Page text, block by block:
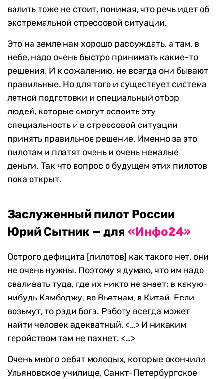
валить тоже не стоит, понимая, что речь идет об
экстремальной стрессовой ситуации.
Это на земле нам хорошо рассуждать, а там, в
небе, надо очень быстро принимать какие-то
решения. И к сожалению, не всегда они бывают
правильные. Но для того и существует система
летной подготовки и специальный отбор
людей, которые смогут освоить эту
специальность и в стрессовой ситуации
принять правильное решение. Именно за это
пилотам и платят очень и очень немалые
деньги. Так что вопрос о будущем этих пилотов
пока открыт.
Заслуженный пилот России
Юрий Сытник — для «Инфо24»
Острого дефицита [пилотов] как такого нет, они
не очень нужны. Поэтому я думаю, что им надо
сваливать туда, где их никто не знает: в какую-
нибудь Камбоджу, во Вьетнам, в Китай. Если
возьмут, то ради бога. Работу всегда может
найти человек адекватный. <…> И никаким
геройством там не пахнет. <…>
Очень много ребят молодых, которые окончили
Ульяновское училище, Санкт-Петербургское